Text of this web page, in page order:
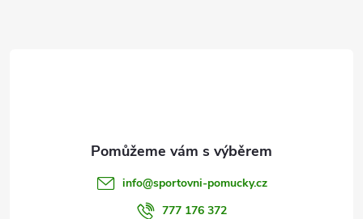
info@sportovni-pomucky.cz
777 176 372